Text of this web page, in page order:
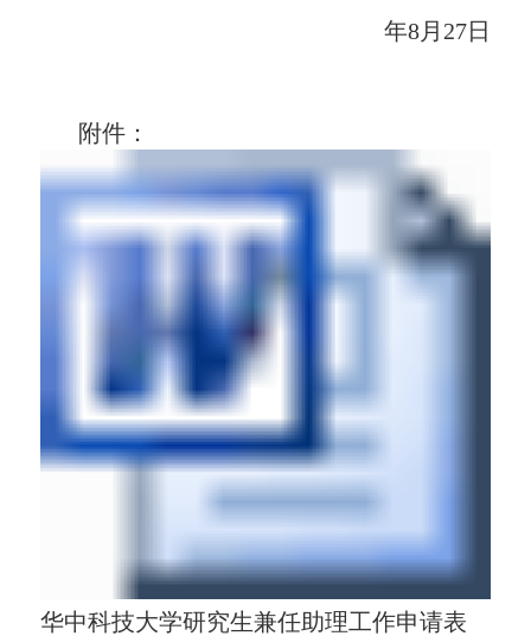
年8月27日
附件：
华中科技大学研究生兼任助理工作申请表